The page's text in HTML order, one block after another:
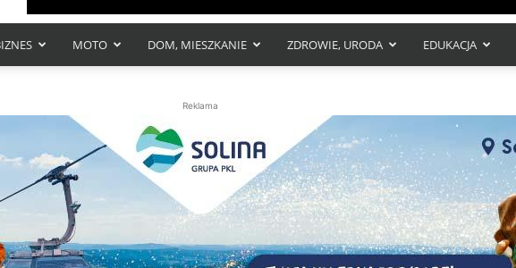
MOTO DOM, MIESZKANIE ZDROWIE, URODA EDUKACJA
Reklama